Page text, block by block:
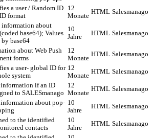
a user / Random ID
format
12
Monate
HTML Salesmanago
information about
base64); Values
by base64
10
Jahre
HTML Salesmanago
about Web Push
forms
12
Monate
HTML Salesmanago
a user- global ID for
system
12
Monate
HTML Salesmanago
information if an ID
to SALESmanago
12
Monate
HTML Salesmanago
information about pop- 10
Jahre
HTML Salesmanago
to the identified
contacts
10
Jahre
HTML Salesmanago